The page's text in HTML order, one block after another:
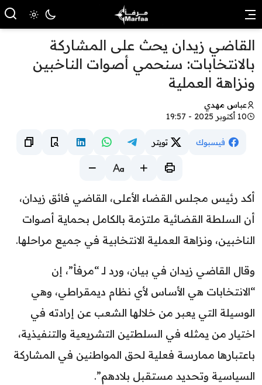
القاضي زيدان يحث على المشاركة
بالانتخابات: سنحمي أصوات الناخبين
ونزاهة العملية
عباس مهدي
10 أكتوبر 2025 - 19:57
فيسبوك تويتر
أكد رئيس مجلس القضاء الأعلى، القاضي فائق زيدان،
أن السلطة القضائية ملتزمة بالكامل بحماية أصوات
الناخبين، ونزاهة العملية الانتخابية في جميع مراحلها.
وقال القاضي زيدان في بيان، ورد لـ “مرفأ”، إن
“الانتخابات هي الأساس لأي نظام ديمقراطي، وهي
الوسيلة التي يعبر من خلالها الشعب عن إرادته في
اختيار من يمثله في السلطتين التشريعية والتنفيذية،
باعتبارها ممارسة فعلية لحق المواطنين في المشاركة
السياسية وتحديد مستقبل بلادهم”.